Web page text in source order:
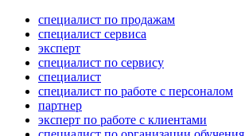
специалист по продажам
специалист сервиса
эксперт
специалист по сервису
специалист
специалист по работе с персоналом
партнер
эксперт по работе с клиентами